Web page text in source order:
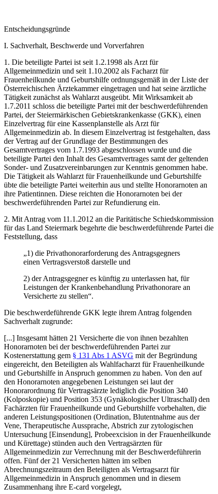
Entscheidungsgründe
I. Sachverhalt, Beschwerde und Vorverfahren
1. Die beteiligte Partei ist seit 1.2.1998 als Arzt für
Allgemeinmedizin und seit 1.10.2002 als Facharzt für
Frauenheilkunde und Geburtshilfe ordnungsgemäß in der Liste der
Österreichischen Ärztekammer eingetragen und hat seine ärztliche
Tätigkeit zunächst als Wahlarzt ausgeübt. Mit Wirksamkeit ab
1.7.2011 schloss die beteiligte Partei mit der beschwerdeführenden
Partei, der Steiermärkischen Gebietskrankenkasse (GKK), einen
Einzelvertrag für eine Kassenplanstelle als Arzt für
Allgemeinmedizin ab. In diesem Einzelvertrag ist festgehalten, dass
der Vertrag auf der Grundlage der Bestimmungen des
Gesamtvertrages vom 1.7.1993 abgeschlossen wurde und die
beteiligte Partei den Inhalt des Gesamtvertrages samt der geltenden
Sonder- und Zusatzvereinbarungen zur Kenntnis genommen habe.
Die Tätigkeit als Wahlarzt für Frauenheilkunde und Geburtshilfe
übte die beteiligte Partei weiterhin aus und stellte Honorarnoten an
ihre Patientinnen. Diese reichten die Honorarnoten bei der
beschwerdeführenden Partei zur Refundierung ein.
2. Mit Antrag vom 11.1.2012 an die Paritätische Schiedskommission
für das Land Steiermark begehrte die beschwerdeführende Partei die
Feststellung, dass
„1) die Privathonorarforderung des Antragsgegners
einen Vertragsverstoß darstelle und
2) der Antragsgegner es künftig zu unterlassen hat, für
Leistungen der Krankenbehandlung Privathonorare an
Versicherte zu stellen“.
Die beschwerdeführende GKK legte ihrem Antrag folgenden
Sachverhalt zugrunde:
[...] Insgesamt hätten 21 Versicherte die von ihnen bezahlten
Honorarnoten bei der beschwerdeführenden Partei zur
Kostenerstattung gem § 131 Abs 1 ASVG mit der Begründung
eingereicht, den Beteiligten als Wahlfacharzt für Frauenheilkunde
und Geburtshilfe in Anspruch genommen zu haben. Von den auf
den Honorarnoten angegebenen Leistungen sei laut der
Honorarordnung für Vertragsärzte lediglich die Position 340
(Kolposkopie) und Position 353 (Gynäkologischer Ultraschall) den
Fachärzten für Frauenheilkunde und Geburtshilfe vorbehalten, die
anderen Leistungspositionen (Ordination, Blutentnahme aus der
Vene, Therapeutische Aussprache, Abstrich zur zytologischen
Untersuchung [Einsendung], Probeexcision in der Frauenheilkunde
und Kürettage) stünden auch den Vertragsärzten für
Allgemeinmedizin zur Verrechnung mit der Beschwerdeführerin
offen. Fünf der 21 Versicherten hätten im selben
Abrechnungszeitraum den Beteiligten als Vertragsarzt für
Allgemeinmedizin in Anspruch genommen und in diesem
Zusammenhang ihre E-card vorgelegt,